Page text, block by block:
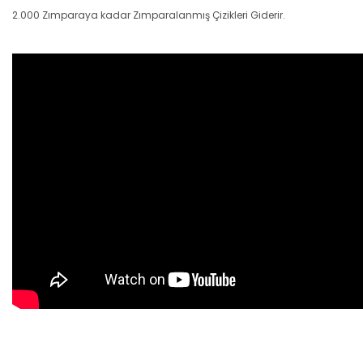
2.000 Zımparaya kadar Zımparalanmış Çizikleri Giderir.